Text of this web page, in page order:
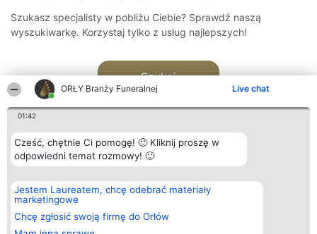
ORŁY Branży Funeralnej Live chat
01:42
Cześć, chętnie Ci pomogę! 🙂 Kliknij proszę w
odpowiedni temat rozmowy! 🙂
Jestem Laureatem, chcę odebrać materiały
marketingowe
Chcę zgłosić swoją firmę do Orłów
Szukasz specjalisty w pobliżu Ciebie? Sprawdź naszą
wyszukiwarkę. Korzystaj tylko z usług najlepszych!
Szukaj
Organizator plebiscytu
Bright Side Solutions sp. z o.
o. sp. k.
ul. Ruska 22
Wrocław 50-079
Plebiscyt
Laureaci
wszystkich
Laureatów
Kontakt
Kontakt